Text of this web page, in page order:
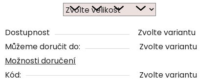
Dostupnost
Zvolte variantu
Můžeme doručit do:
Zvolte variantu
Možnosti doručení
Kód:
Zvolte variantu